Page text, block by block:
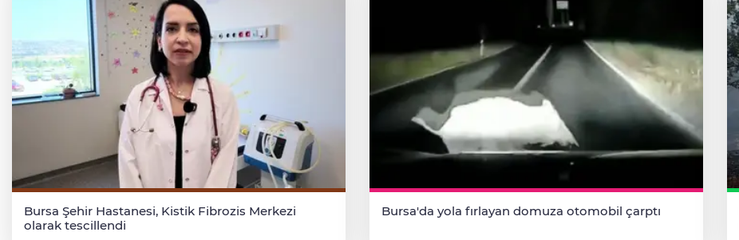
Bursa Şehir Hastanesi, Kistik Fibrozis Merkezi
olarak tescillendi
Bursa'da yola fırlayan domuza otomobil çarptı